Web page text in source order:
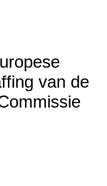
van de